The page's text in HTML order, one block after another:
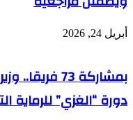
أبريل 24, 2026
بمشاركة 73
دورة “الغزي” للرماية